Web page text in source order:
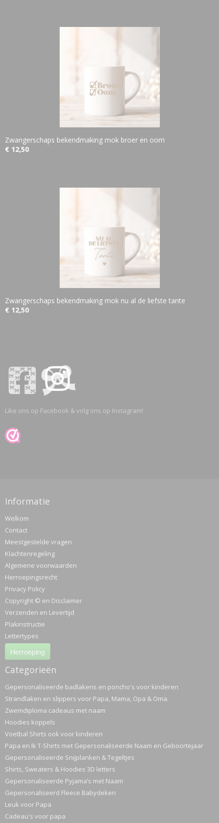
Zwangerschaps bekendmaking mok broer en oom
€ 12,50
Zwangerschaps bekendmaking mok nu al de liefste tante
€ 12,50
Like ons op Facebook & volg ons op Instagram!
Informatie
Welkom
Contact
Meestgestelde vragen
Klachtenregeling
Algemene voorwaarden
Herroepingsrecht
Privacy Policy
Copyright © en Disclaimer
Verzenden en Levertijd
Plakinstructie
Lettertypes
Herroeping
Categorieën
Gepersonaliseerde badlakens en poncho's voor kinderen
Strandlaken en slippers voor Papa, Mama, Opa & Oma.
Zwemdiploma cadeaus met naam
Hoodies koppels
Voetbal Shirts ook voor kinderen
Papa en Ik T-Shirts met Gepersonaliseerde Naam en Geboortejaar
Gepersonaliseerde Snijplanken & Tegeltjes
Shirts, Sweaters & Hoodies 3D letters
Gepersonaliseerde Pyjama’s met Naam
Gepersonaliseerd Fleece Babydeken
Leuk voor Papa
Cadeau's voor papa